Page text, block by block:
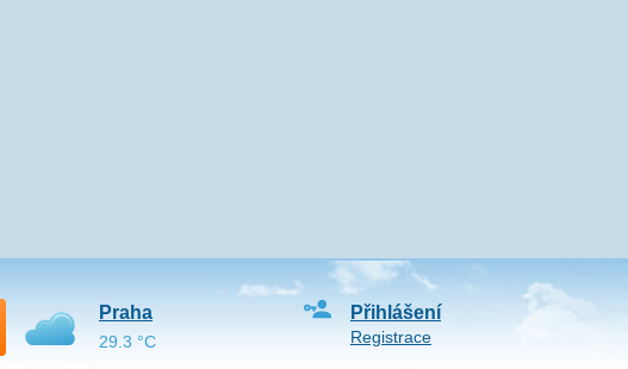
Přihlášení
Registrace
Praha
29.3 °C